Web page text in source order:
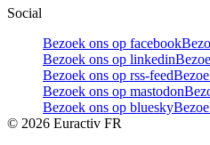
Social
Bezoek ons op facebook
Bezoek ons op linkedin
Bezoek ons op rss-feed
Bezoek ons op mastodon
Bezoek ons op bluesky
© 2026 Euractiv FR